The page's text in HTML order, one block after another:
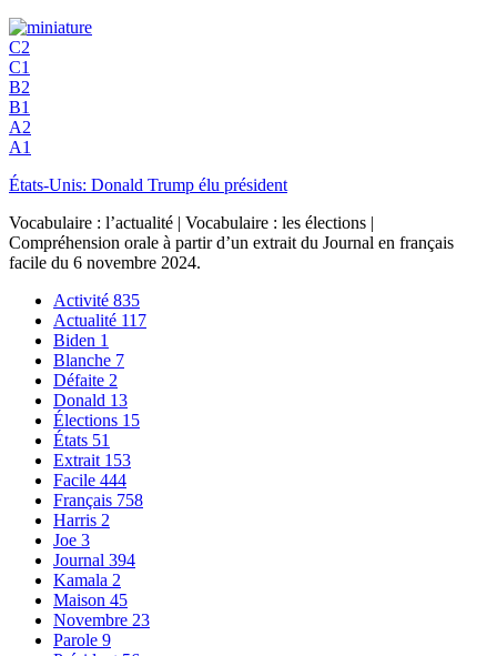
C2
C1
B2
B1
A2
A1
États-Unis: Donald Trump élu président
Vocabulaire : l’actualité | Vocabulaire : les élections |
Compréhension orale à partir d’un extrait du Journal en français
facile du 6 novembre 2024.
Activité 835
Actualité 117
Biden 1
Blanche 7
Défaite 2
Donald 13
Élections 15
États 51
Extrait 153
Facile 444
Français 758
Harris 2
Joe 3
Journal 394
Kamala 2
Maison 45
Novembre 23
Parole 9